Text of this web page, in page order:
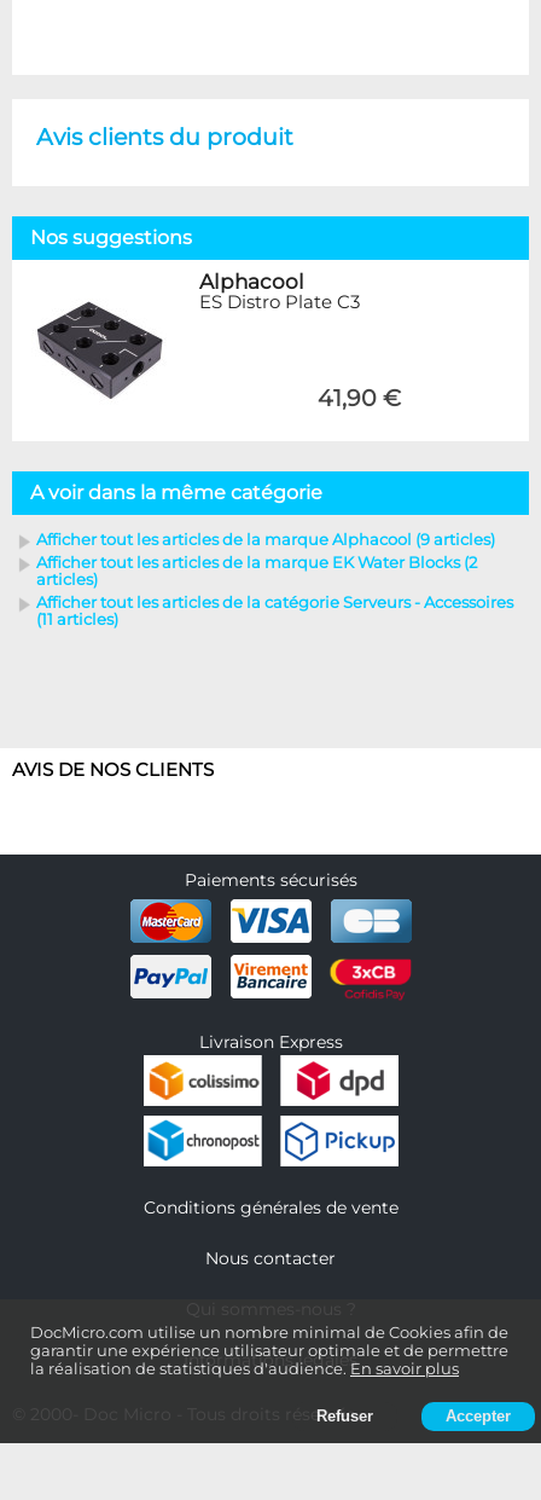
DocMicro.com utilise un nombre minimal de Cookies afin de
garantir une expérience utilisateur optimale et de permettre
la réalisation de statistiques d'audience. En savoir plus
Refuser Accepter
Avis clients du produit
Nos suggestions
Alphacool
ES Distro Plate C3
41,90 €
A voir dans la même catégorie
Afficher tout les articles de la marque Alphacool (9 articles)
Afficher tout les articles de la marque EK Water Blocks (2
articles)
Afficher tout les articles de la catégorie Serveurs - Accessoires
(11 articles)
AVIS DE NOS CLIENTS
Paiements sécurisés
Livraison Express
Conditions générales de vente
Nous contacter
Informations légales
- Tous droits réservés